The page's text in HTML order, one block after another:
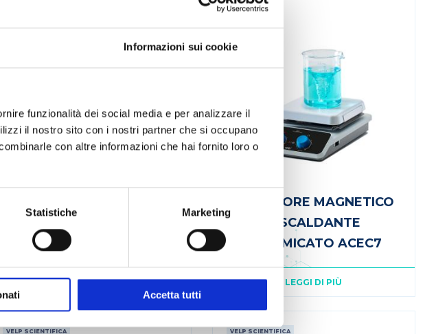
Informazioni sui cookie
funzionalità dei social media e per analizzare il
il nostro sito con i nostri partner che si occupano
con altre informazioni che hai fornito loro o
Statistiche Marketing
Accetta tutti
ADVANCE
LEGGI DI PIÙ
AGITATORE MAGNETICO
RISCALDANTE
CERAMICATO ACEC7
LEGGI DI PIÙ
VELP SCIENTIFICA VELP SCIENTIFICA